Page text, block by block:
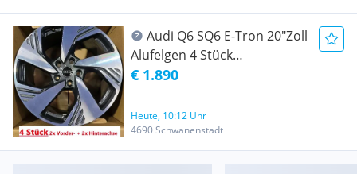
Audi Q6 SQ6 E-Tron 20"Zoll
Alufelgen 4 Stück
85H601025H(J) 2x VA 2x HA
€ 1.890
Heute, 10:12 Uhr
4690 Schwanenstadt